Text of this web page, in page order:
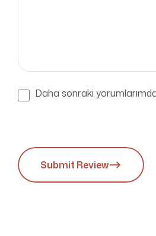
Daha sonraki
Submit Review